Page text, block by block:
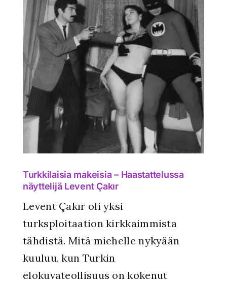
Turkkilaisia makeisia – Haastattelussa
näyttelijä Levent Çakır
Levent Çakır oli yksi
turksploitaation kirkkaimmista
tähdistä. Mitä miehelle nykyään
kuuluu, kun Turkin
elokuvateollisuus on kokenut